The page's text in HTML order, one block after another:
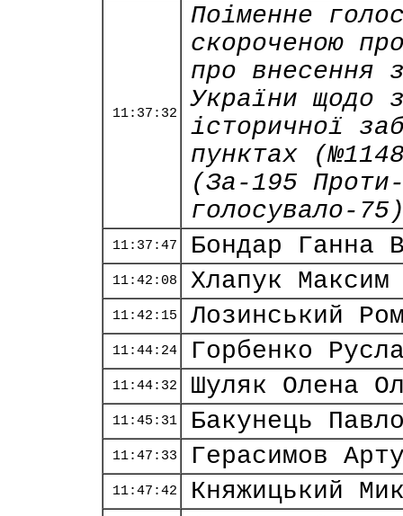
11:37:32
Поіменне
скороченою
про внесення
України щодо
історичної
пунктах
(За-195
голосувало-
11:37:47 Бондар Ганна
11:42:08 Хлапук Максим
11:42:15 Лозинський
11:44:24 Горбенко
11:44:32 Шуляк Олена
11:45:31 Бакунець
11:47:33 Герасимов
11:47:42 Княжицький